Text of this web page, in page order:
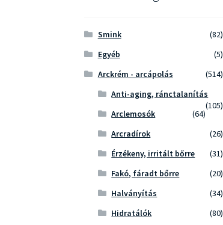
Smink
(82)
Egyéb
(5)
Arckrém - arcápolás
(514)
Anti-aging, ránctalanítás
(105)
Arclemosók
(64)
Arcradírok
(26)
Érzékeny, irritált bőrre
(31)
Fakó, fáradt bőrre
(20)
Halványítás
(34)
Hidratálók
(80)